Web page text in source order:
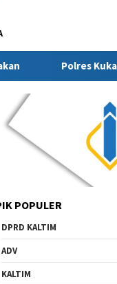
Geledah Rumah
POPULER
DPRD KALTIM
ADV
KALTIM